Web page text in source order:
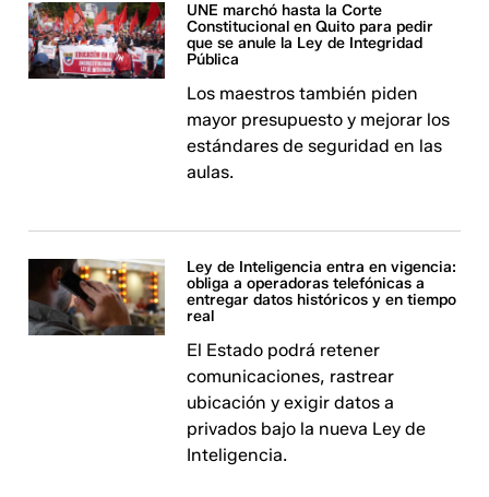
UNE marchó hasta la Corte
Constitucional en Quito para pedir
que se anule la Ley de Integridad
Pública
Los maestros también piden
mayor presupuesto y mejorar los
estándares de seguridad en las
aulas.
Ley de Inteligencia entra en vigencia:
obliga a operadoras telefónicas a
entregar datos históricos y en tiempo
real
El Estado podrá retener
comunicaciones, rastrear
ubicación y exigir datos a
privados bajo la nueva Ley de
Inteligencia.